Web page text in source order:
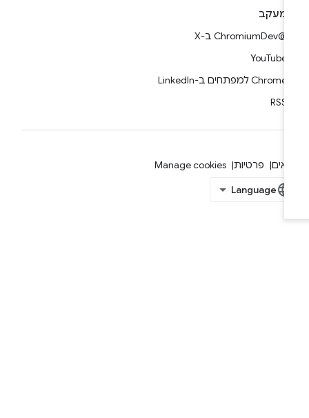
מעקב
YouTube
Chrome למפתחים ב-LinkedIn
פרטיות Manage cookies